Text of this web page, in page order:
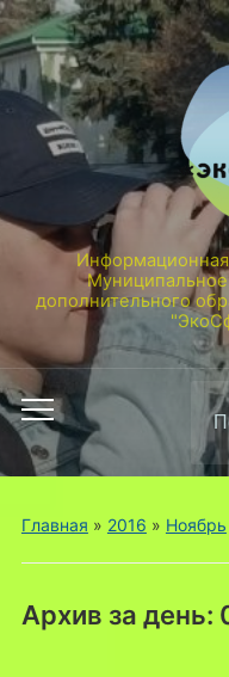
дополнительного
Переключить
мобильное
меню
по:
Главная » 2016 » Ноябрь
Архив за день: